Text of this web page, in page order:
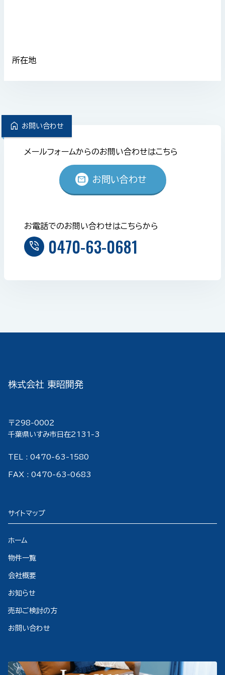
所在地
home お問い合わせ
メールフォームからのお問い合わせはこちら
mail お問い合わせ
お電話でのお問い合わせはこちらから
phone_in_talk 0470-63-0681
株式会社 東昭開発
〒298-000２
千葉県いすみ市日在2131-3
TEL : 0470-63-1580
FAX : 0470-63-0683
サイトマップ
ホーム
物件一覧
会社概要
お知らせ
売却ご検討の方
お問い合わせ